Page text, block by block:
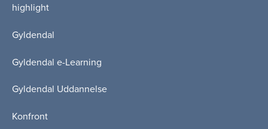
highlight
Gyldendal
Gyldendal e-Learning
Gyldendal Uddannelse
Konfront